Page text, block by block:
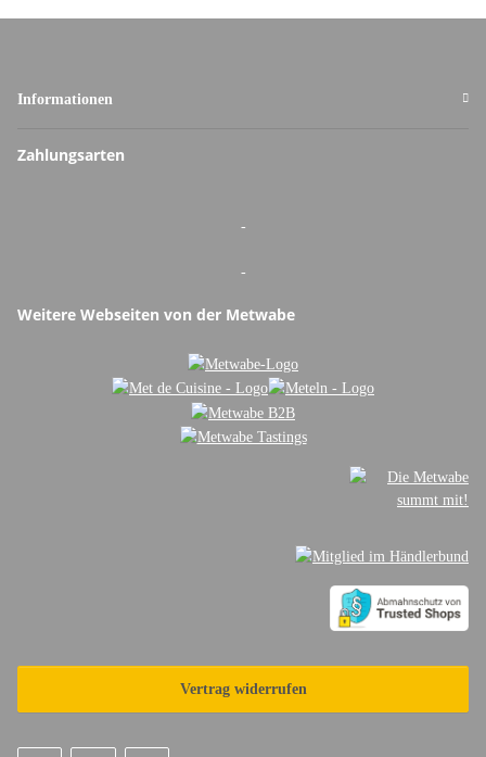
Informationen
Zahlungsarten
-
-
Weitere Webseiten von der Metwabe
Vertrag widerrufen